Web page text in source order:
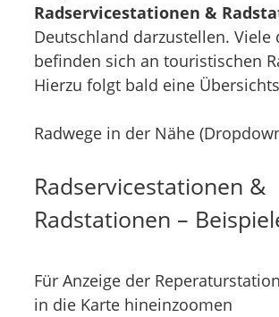
Radservicestationen &
Deutschland darzustellen. Viele
befinden sich an touristischen
Hierzu folgt bald eine
Radwege in der Nähe
Radservicestationen &
Radstationen –
Für Anzeige der
in die Karte hineinzoomen